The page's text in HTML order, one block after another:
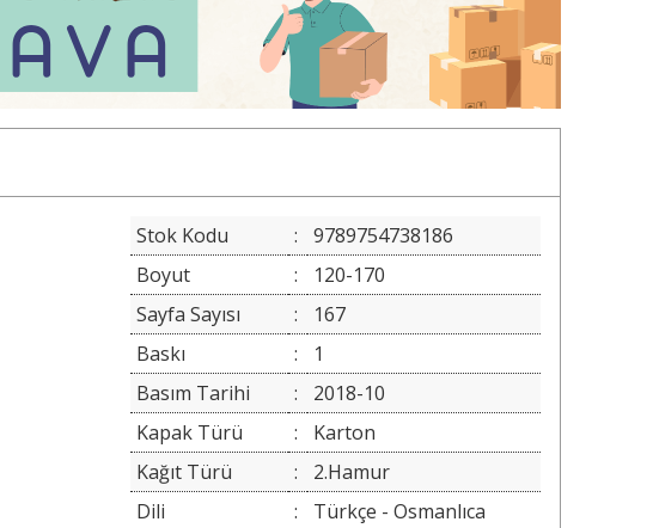
Stok Kodu :
9789754738186
Boyut
:
120-170
Sayfa Sayısı
:
167
Baskı
:
1
Basım Tarihi
:
2018-10
Kapak Türü
:
Karton
Kağıt Türü
:
2.Hamur
Dili
: Türkçe - Osmanlıca